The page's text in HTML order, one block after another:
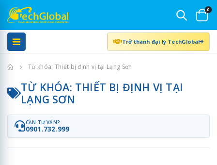
0
Trở thành đại lý TechGlobal
Trang chủTừ khóa: Thiết bị định vị tại Lạng Sơn
TỪ KHÓA: THIẾT BỊ ĐỊNH VỊ TẠI
LẠNG SƠN
CẦN TƯ VẤN?
0901.732.999